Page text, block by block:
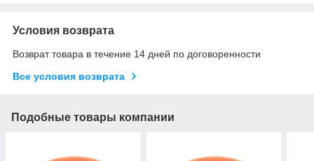
Условия возврата
Возврат товара в течение 14 дней по договоренности
Все условия возврата
Подобные товары компании